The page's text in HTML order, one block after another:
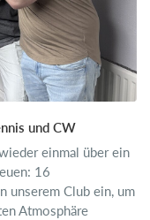
und CW
einmal über ein
16
unserem Club ein, um
Atmosphäre